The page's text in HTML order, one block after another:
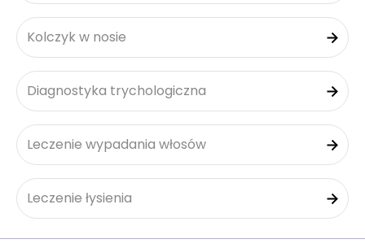
Kolczyk w nosie
Diagnostyka trychologiczna
Leczenie wypadania włosów
Leczenie łysienia